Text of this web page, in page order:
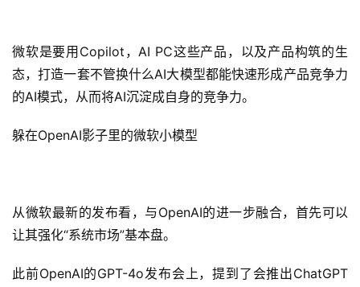
微软是要用Copilot，AI PC这些产品，以及产品构筑的生
态，打造一套不管换什么AI大模型都能快速形成产品竞争力
的AI模式，从而将AI沉淀成自身的竞争力。
躲在OpenAI影子里的微软小模型
从微软最新的发布看，与OpenAI的进一步融合，首先可以
让其强化“系统市场”基本盘。
此前OpenAI的GPT-4o发布会上，提到了会推出ChatGPT